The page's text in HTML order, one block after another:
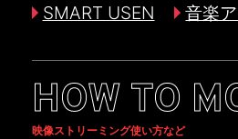
SMART USEN
音楽
HOW TO
映像ストリーミング使い方など